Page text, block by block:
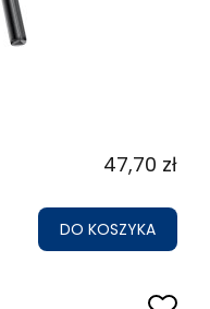
47,70 zł
DO KOSZYKA